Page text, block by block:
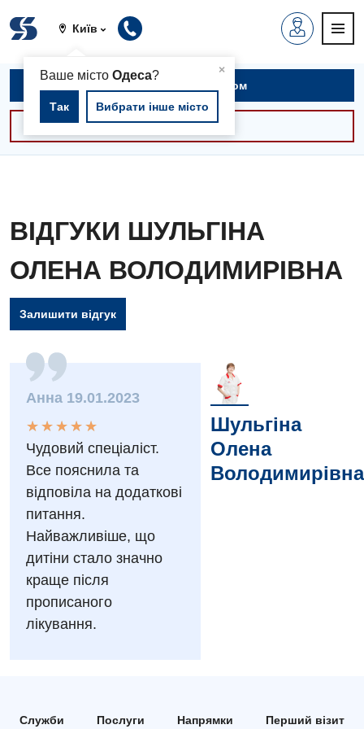
Київ
×
Ваше містоОдеса?
Так Вибрати інше місто
Вакансії
Заходи БПР
Енциклопедія
Програма лояльності
Відгуки
Відео
Діагностика
Ендоскопічне відділення
Рентгенографія
Для дорослих
Акушерство і гінекологія
Безоплатні послуги
Декларування
Українська
Записатися на прийом
Консультації -30%
ВІДГУКИ ШУЛЬГІНА
ОЛЕНА ВОЛОДИМИРІВНА
Залишити відгук
Анна 19.01.2023
★
★
★
★
★
★ ★ ★ ★ ★
Чудовий спеціаліст.
Все пояснила та
відповіла на додаткові
питання.
Найважливіше, що
дитіни стало значно
краще після
прописаного
лікування.
Шульгіна
Олена
Володимирівна
Служби Послуги Напрямки Перший візит